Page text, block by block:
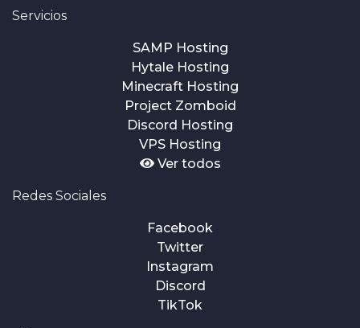
Servicios
SAMP Hosting
Hytale Hosting
Minecraft Hosting
Project Zomboid
Discord Hosting
VPS Hosting
Ver todos
Redes Sociales
Facebook
Twitter
Instagram
Discord
TikTok